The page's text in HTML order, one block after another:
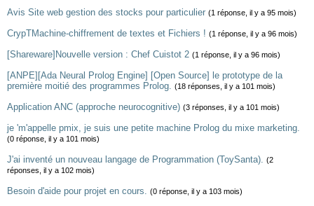
Avis Site web gestion des stocks pour particulier (1 réponse, il y a 95 mois)
CrypTMachine-chiffrement de textes et Fichiers ! (1 réponse, il y a 96 mois)
[Shareware]Nouvelle version : Chef Cuistot 2 (1 réponse, il y a 96 mois)
[ANPE][Ada Neural Prolog Engine] [Open Source] le prototype de la
première moitié des programmes Prolog. (18 réponses, il y a 101 mois)
Application ANC (approche neurocognitive) (3 réponses, il y a 101 mois)
je 'm'appelle pmix, je suis une petite machine Prolog du mixe marketing.
(0 réponse, il y a 101 mois)
J'ai inventé un nouveau langage de Programmation (ToySanta). (2
réponses, il y a 102 mois)
Besoin d'aide pour projet en cours. (0 réponse, il y a 103 mois)